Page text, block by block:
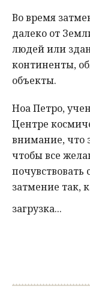
Во время
далеко от
людей или
континенты,
объекты.
Ноа Петро,
Центре
внимание, что
чтобы все
почувствовать
затмение так,
загрузка...